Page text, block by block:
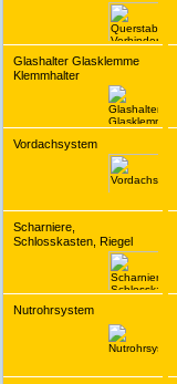
Glashalter Glasklemme
Klemmhalter
Vordachsystem
Scharniere,
Schlosskasten, Riegel
Nutrohrsystem